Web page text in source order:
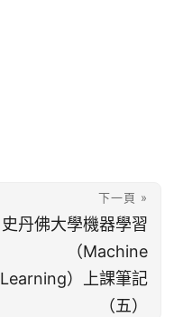
下一頁 »
史丹佛大學機器學習
（Machine
Learning）上課筆記
（五）